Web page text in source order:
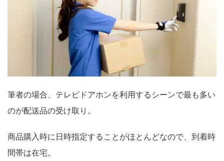
筆者の場合、テレビドアホンを利用するシーンで最も多い
のが配送品の受け取り。
商品購入時に日時指定することがほとんどなので、到着時
間帯は在宅。